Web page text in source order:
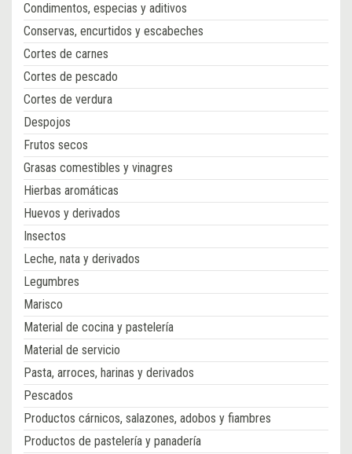
Condimentos, especias y aditivos
Conservas, encurtidos y escabeches
Cortes de carnes
Cortes de pescado
Cortes de verdura
Despojos
Frutos secos
Grasas comestibles y vinagres
Hierbas aromáticas
Huevos y derivados
Insectos
Leche, nata y derivados
Legumbres
Marisco
Material de cocina y pastelería
Material de servicio
Pasta, arroces, harinas y derivados
Pescados
Productos cárnicos, salazones, adobos y fiambres
Productos de pastelería y panadería